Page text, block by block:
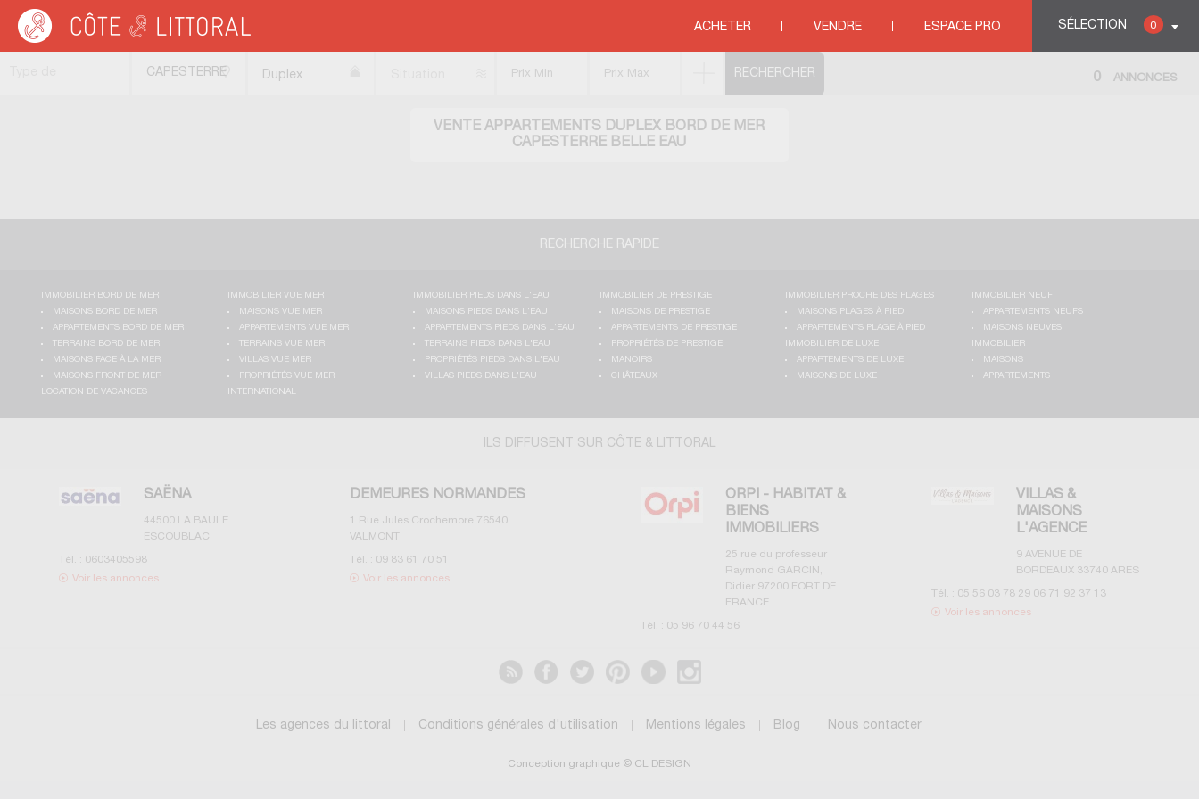
SÉLECTION 0
ACHETER VENDRE ESPACE PRO
Côte & Littoral > Immobilier bord de mer>Appartements bord de mer
VENTE APPARTEMENTS DUPLEX BORD DE MER
CAPESTERRE BELLE EAU
CAPESTERRE
Duplex 0 ANNONCES
RECHERCHE RAPIDE
IMMOBILIER BORD DE MER
MAISONS BORD DE MER
APPARTEMENTS BORD DE MER
TERRAINS BORD DE MER
MAISONS FACE À LA MER
MAISONS FRONT DE MER
IMMOBILIER VUE MER
MAISONS VUE MER
APPARTEMENTS VUE MER
TERRAINS VUE MER
VILLAS VUE MER
PROPRIÉTÉS VUE MER
IMMOBILIER PIEDS DANS L'EAU
MAISONS PIEDS DANS L'EAU
APPARTEMENTS PIEDS DANS L'EAU
TERRAINS PIEDS DANS L'EAU
PROPRIÉTÉS PIEDS DANS L'EAU
VILLAS PIEDS DANS L'EAU
IMMOBILIER DE PRESTIGE
MAISONS DE PRESTIGE
APPARTEMENTS DE PRESTIGE
PROPRIÉTÉS DE PRESTIGE
MANOIRS
CHÂTEAUX
IMMOBILIER PROCHE DES PLAGES
MAISONS PLAGES À PIED
APPARTEMENTS PLAGE À PIED
IMMOBILIER NEUF
APPARTEMENTS NEUFS
MAISONS NEUVES
IMMOBILIER DE LUXE
APPARTEMENTS DE LUXE
MAISONS DE LUXE
IMMOBILIER
MAISONS
APPARTEMENTS
LOCATION DE VACANCES
INTERNATIONAL
ILS DIFFUSENT SUR CÔTE & LITTORAL
SAËNA
44500 LA BAULE
ESCOUBLAC
Tél. : 0603405598
Voir les annonces
DEMEURES NORMANDES
1 Rue Jules Crochemore 76540
VALMONT
Tél. : 09 83 61 70 51
Voir les annonces
ORPI - HABITAT &
BIENS
IMMOBILIERS
25 rue du professeur
Raymond GARCIN,
Didier 97200 FORT DE
FRANCE
Tél. : 05 96 70 44 56
VILLAS &
MAISONS
L'AGENCE
9 AVENUE DE
BORDEAUX 33740 ARES
Tél. : 05 56 03 78 29 06 71 92 37 13
Voir les annonces
Les agences du littoral Conditions générales d'utilisation Mentions légales Blog Nous contacter
Conception graphique © CL DESIGN